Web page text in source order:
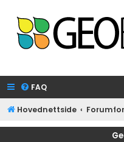
FAQ
Hovednettside